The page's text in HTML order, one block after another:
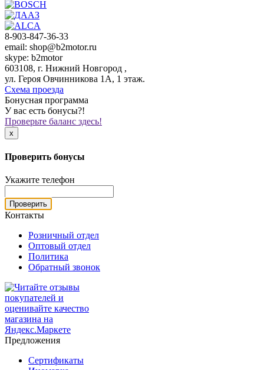
8-903-847-36-33
email: shop@b2motor.ru
skype: b2motor
603108, г. Нижний Новгород ,
ул. Героя Овчинникова 1А, 1 этаж.
Схема проезда
Бонусная программа
У вас есть бонусы?!
Проверьте баланс здесь!
x
Проверить бонусы
Укажите телефон
Проверить
Контакты
Розничный отдел
Оптовый отдел
Политика
Обратный звонок
Предложения
Сертификаты